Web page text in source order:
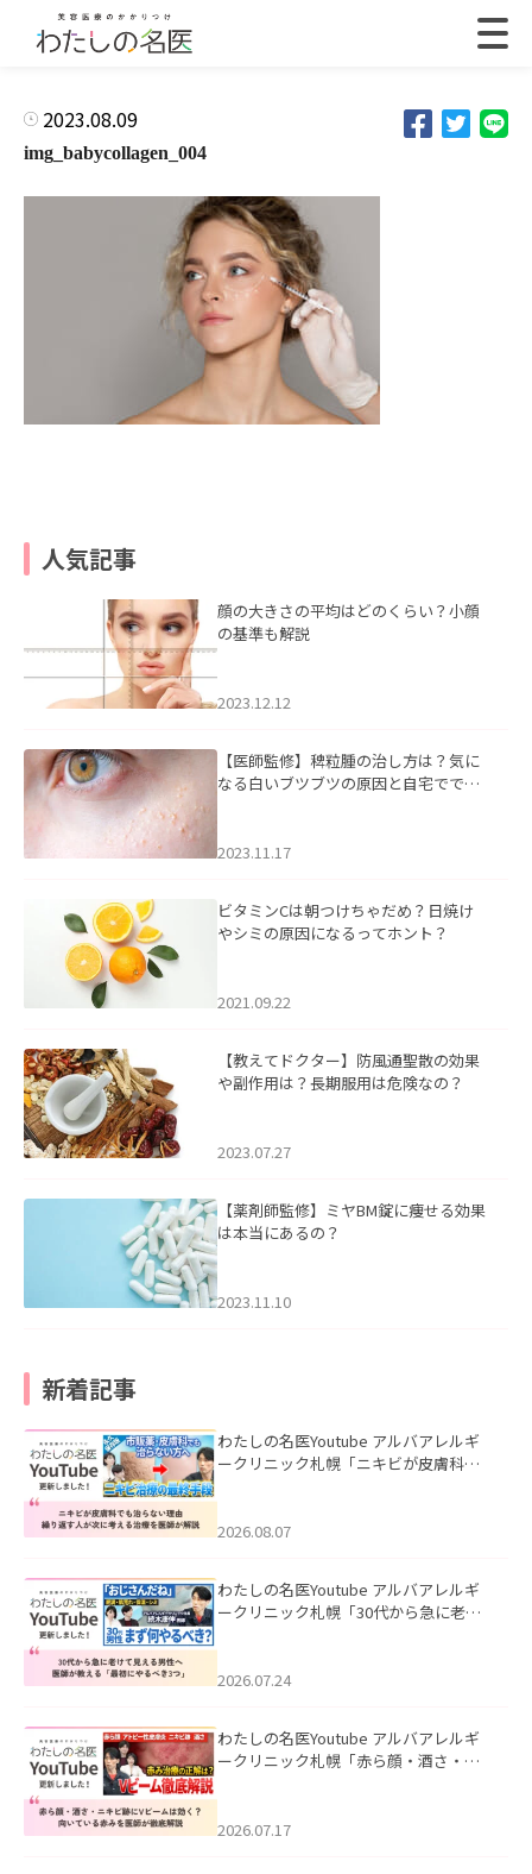
2023.08.09
img_babycollagen_004
人気記事
顔の大きさの平均はどのくらい？小顔
の基準も解説
2023.12.12
【医師監修】稗粒腫の治し方は？気に
なる白いブツブツの原因と自宅ででき
2023.11.17
ビタミンCは朝つけちゃだめ？日焼け
やシミの原因になるってホント？
2021.09.22
【教えてドクター】防風通聖散の効果
や副作用は？長期服用は危険なの？
2023.07.27
【薬剤師監修】ミヤBM錠に痩せる効果
は本当にあるの？
2023.11.10
新着記事
わたしの名医Youtube アルバアレルギ
ークリニック札幌「ニキビが皮膚科で
ました。
2026.08.07
わたしの名医Youtube アルバアレルギ
ークリニック札幌「30代から急に老け
た。
2026.07.24
わたしの名医Youtube アルバアレルギ
ークリニック札幌「赤ら顔・酒さ・ニ
した。
2026.07.17